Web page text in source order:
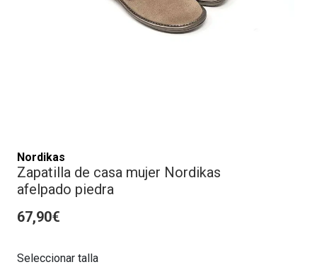
Nordikas
Zapatilla de casa mujer Nordikas
afelpado piedra
67,90€
Seleccionar talla